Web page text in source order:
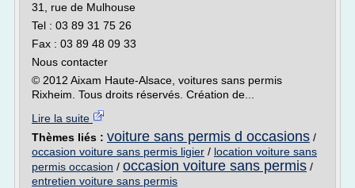
31, rue de Mulhouse
Tel : 03 89 31 75 26
Fax : 03 89 48 09 33
Nous contacter
© 2012 Aixam Haute-Alsace, voitures sans permis
Rixheim. Tous droits réservés. Création de...
Lire la suite
Thèmes liés : voiture sans permis d occasions /
occasion voiture sans permis ligier / location voiture sans
permis occasion / occasion voiture sans permis /
entretien voiture sans permis